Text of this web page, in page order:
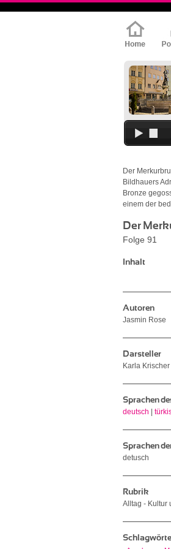
Der
Bildhauers
Bronze
einem der
Der
Folge 91
Inhalt
Autoren
Jasmin Rose
Darsteller
Karla Krischer
Sprachen
deutsch
Sprachen
detusch
Rubrik
Alltag - Kultur